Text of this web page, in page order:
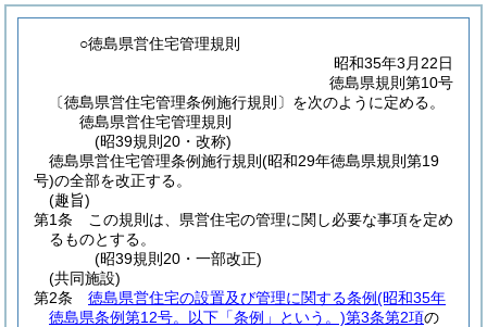
○徳島県営住宅管理規則
昭和35年3月22日
徳島県規則第10号
〔徳島県営住宅管理条例施行規則〕を次のように定める。
徳島県営住宅管理規則
(昭39規則20・改称)
徳島県営住宅管理条例施行規則(昭和29年徳島県規則第19
号)の全部を改正する。
(趣旨)
第1条
この規則は、県営住宅の管理に関し必要な事項を定め
るものとする。
(昭39規則20・一部改正)
(共同施設)
第2条
徳島県営住宅の設置及び管理に関する条例(昭和35年
徳島県条例第12号。以下「条例」という。)第3条第2項の